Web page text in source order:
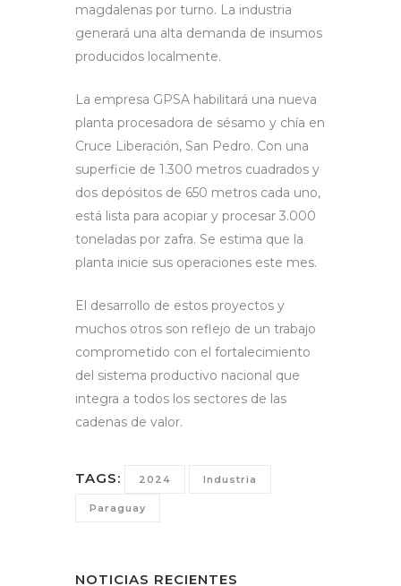
magdalenas por turno. La industria
generará una alta demanda de insumos
producidos localmente.
La empresa GPSA habilitará una nueva
planta procesadora de sésamo y chía en
Cruce Liberación, San Pedro. Con una
superficie de 1.300 metros cuadrados y
dos depósitos de 650 metros cada uno,
está lista para acopiar y procesar 3.000
toneladas por zafra. Se estima que la
planta inicie sus operaciones este mes.
El desarrollo de estos proyectos y
muchos otros son reflejo de un trabajo
comprometido con el fortalecimiento
del sistema productivo nacional que
integra a todos los sectores de las
cadenas de valor.
TAGS: 2024 Industria
Paraguay
NOTICIAS RECIENTES